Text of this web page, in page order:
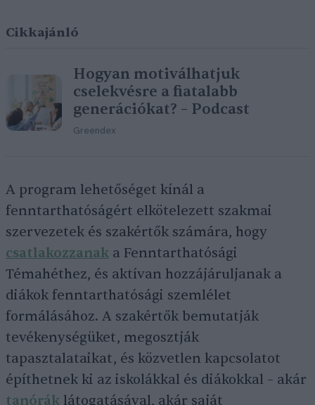
Cikkajánló
Hogyan motiválhatjuk
cselekvésre a fiatalabb
generációkat? – Podcast
Greendex
A program lehetőséget kínál a
fenntarthatóságért elkötelezett szakmai
szervezetek és szakértők számára, hogy
csatlakozzanak a Fenntarthatósági
Témahéthez, és aktívan hozzájáruljanak a
diákok fenntarthatósági szemlélet
formálásához. A szakértők bemutatják
tevékenységüket, megosztják
tapasztalataikat, és közvetlen kapcsolatot
építhetnek ki az iskolákkal és diákokkal – akár
tanórák látogatásával, akár saját